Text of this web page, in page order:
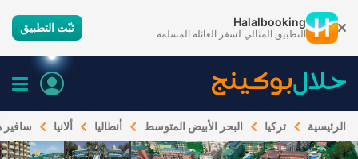
Halalbooking
التطبيق المثالي لسفر العائلة المسلمة ثبّت التطبيق
الرئيسية تركيا البحر الأبيض المتوسط أنطاليا ألانيا سافير